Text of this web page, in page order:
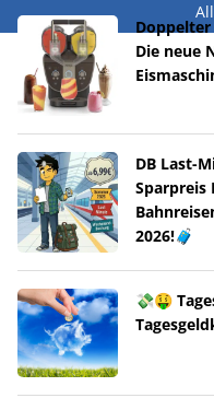
Doppelter
Die neue
DB Last-
Sparpreis
2026!🧳
💸🤑